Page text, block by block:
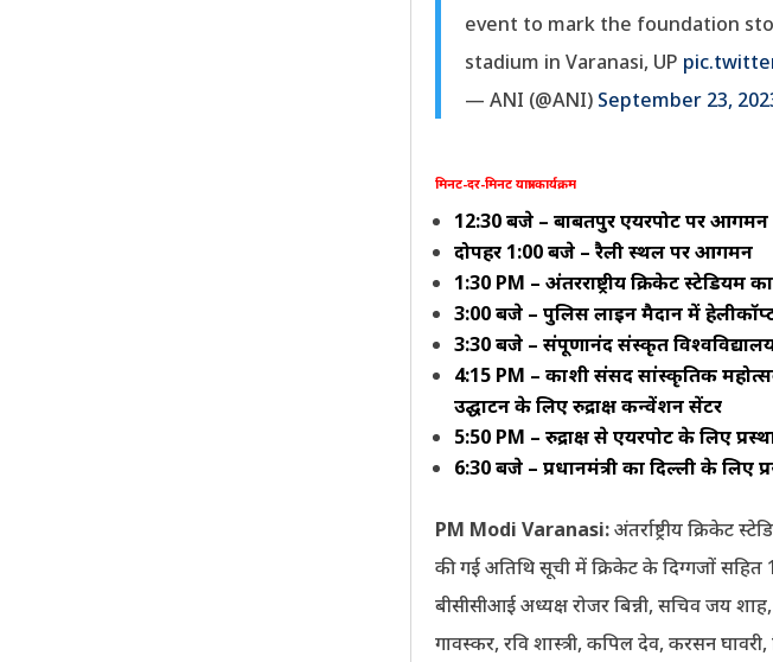
event to mark the foundation
stadium in Varanasi, UP
— ANI (@ANI) September 23,
मिनट-दर-मिनट यात्रा कार्यक्रम
12:30 बजे – बाबतपुर एयरपोर्ट पर आगमन
दोपहर 1:00 बजे – रैली स्थल पर आगमन
1:30 PM – अंतरराष्ट्रीय क्रिकेट स्टेडियम
3:00 बजे – पुलिस लाइन मैदान में
3:30 बजे – संपूर्णानंद संस्कृत
4:15 PM – काशी संसद सांस्कृतिक
उद्घाटन के लिए रुद्राक्ष कन्वेंशन सेंटर
5:50 PM – रुद्राक्ष से एयरपोर्ट के लिए
6:30 बजे – प्रधानमंत्री का दिल्ली के लिए
PM Modi Varanasi:अंतर्राष्ट्रीय क्रिकेट
की गई अतिथि सूची में क्रिकेट के दिग्गजों सहित
बीसीसीआई अध्यक्ष रोजर बिन्नी, सचिव जय
गावस्कर, रवि शास्त्री, कपिल देव, करसन